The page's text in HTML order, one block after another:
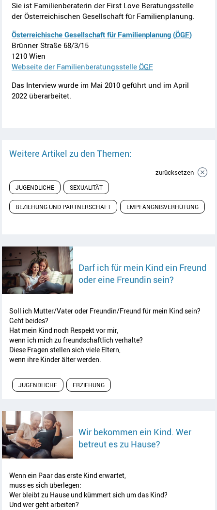
Sie ist Familienberaterin der First Love Beratungsstelle
der Österreichischen Gesellschaft für Familienplanung.
Österreichische Gesellschaft für Familienplanung (ÖGF)
Brünner Straße 68/3/15
1210 Wien
Webseite der Familienberatungsstelle ÖGF
Das Interview wurde im Mai 2010 geführt und im April
2022 überarbeitet.
Weitere Artikel zu den Themen:
JUGENDLICHE SEXUALITÄT
BEZIEHUNG UND PARTNERSCHAFT EMPFÄNGNISVERHÜTUNG
zurücksetzen
Darf ich für mein Kind ein Freund
oder eine Freundin sein?Artikel
Soll ich Mutter/Vater oder Freundin/Freund für mein Kind sein?
Geht beides?
Hat mein Kind noch Respekt vor mir,
wenn ich mich zu freundschaftlich verhalte?
Diese Fragen stellen sich viele Eltern,
wenn ihre Kinder älter werden.
JUGENDLICHE ERZIEHUNG
Wir bekommen ein Kind. Wer
betreut es zu Hause?Artikel lesen
Wenn ein Paar das erste Kind erwartet,
muss es sich überlegen:
Wer bleibt zu Hause und kümmert sich um das Kind?
Und wer geht arbeiten?